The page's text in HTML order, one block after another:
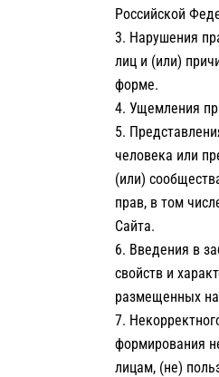
Российской
Нарушения
лиц и (или)
форме.
Ущемления
человека или
(или)
прав, в том
Сайта.
Введения в
свойств и
размещенных
формирования
лицам, (не)